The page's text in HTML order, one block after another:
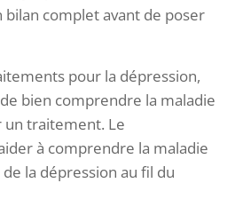
complet avant de poser
pour la dépression,
bien comprendre la maladie
un traitement. Le
à comprendre la maladie
la dépression au fil du